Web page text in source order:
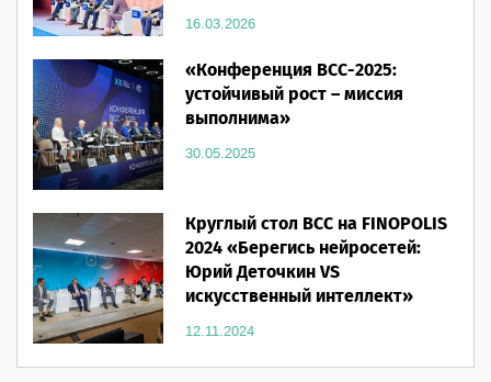
16.03.2026
«Конференция ВСС-2025:
устойчивый рост – миссия
выполнима»
30.05.2025
Круглый стол ВСС на FINOPOLIS
2024 «Берегись нейросетей:
Юрий Деточкин VS
искусственный интеллект»
12.11.2024